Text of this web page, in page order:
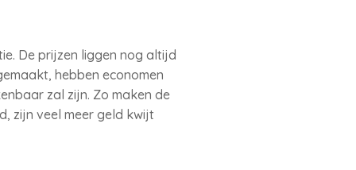
De prijzen liggen nog altijd
hebben economen
zal zijn. Zo maken de
zijn veel meer geld kwijt